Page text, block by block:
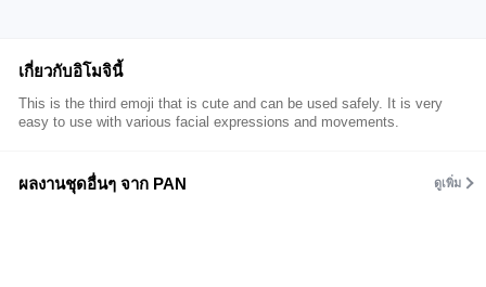
เกี่ยวกับอิโมจินี้
This is the third emoji that is cute and can be used safely. It is very
easy to use with various facial expressions and movements.
ผลงานชุดอื่นๆ จาก PAN ดูเพิ่ม